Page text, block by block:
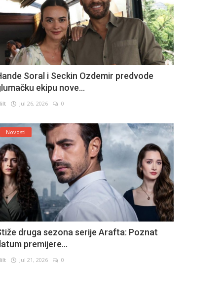
Soral i Seckin Ozdemir predvode
ekipu nove...
Jul 26, 2026 0
Novosti
druga sezona serije Arafta: Poznat
premijere...
Jul 21, 2026 0